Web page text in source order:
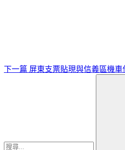
下一篇 屏東支票貼現與信義區機